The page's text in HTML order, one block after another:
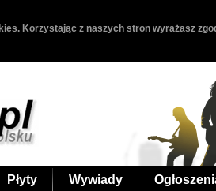
Korzystając z naszych stron wyrażasz
Płyty Wywiady